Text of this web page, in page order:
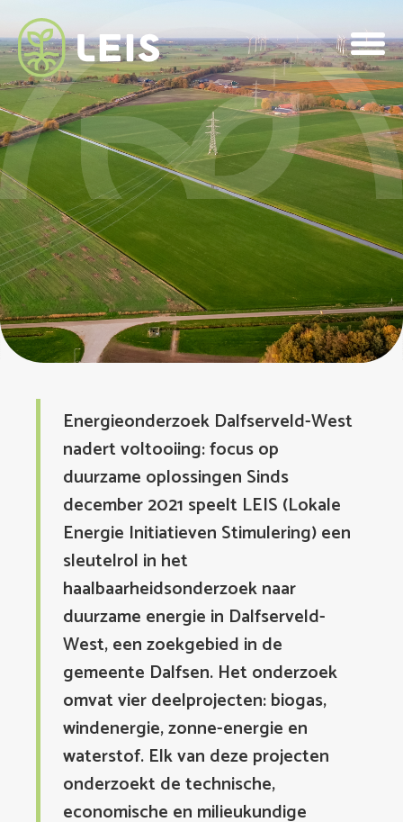
Energieonderzoek Dalfserveld-West
nadert voltooiing: focus op
duurzame oplossingen Sinds
december 2021 speelt LEIS (Lokale
Energie Initiatieven Stimulering) een
sleutelrol in het
haalbaarheidsonderzoek naar
duurzame energie in Dalfserveld-
West, een zoekgebied in de
gemeente Dalfsen. Het onderzoek
omvat vier deelprojecten: biogas,
windenergie, zonne-energie en
waterstof. Elk van deze projecten
onderzoekt de technische,
economische en milieukundige
Home
Lokaal eigendom
Landschapsinrichting
Over
Team
Nieuwsbrief